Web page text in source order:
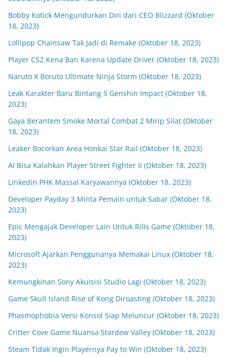
Bobby Kotick Mengundurkan Diri dari CEO Blizzard (Oktober
18, 2023)
Lollipop Chainsaw Tak Jadi di Remake (Oktober 18, 2023)
Player CS2 Kena Ban Karena Update Driver (Oktober 18, 2023)
Naruto X Boruto Ultimate Ninja Storm (Oktober 18, 2023)
Leak Karakter Baru Bintang 5 Genshin Impact (Oktober 18,
2023)
Gaya Berantem Smoke Mortal Combat 2 Mirip Silat (Oktober
18, 2023)
Leaker Bocorkan Area Honkai Star Rail (Oktober 18, 2023)
AI Bisa Kalahkan Player Street Fighter II (Oktober 18, 2023)
Linkedin PHK Massal Karyawannya (Oktober 18, 2023)
Developer Payday 3 Minta Pemain untuk Sabar (Oktober 18,
2023)
Epic Mengajak Developer Lain Untuk Rilis Game (Oktober 18,
2023)
Microsoft Ajarkan Penggunanya Memakai Linux (Oktober 18,
2023)
Kemungkinan Sony Akuisisi Studio Lagi (Oktober 18, 2023)
Game Skull Island Rise of Kong Diroasting (Oktober 18, 2023)
Phasmophobia Versi Konsol Siap Meluncur (Oktober 18, 2023)
Critter Cove Game Nuansa Stardew Valley (Oktober 18, 2023)
Steam Tidak Ingin Playernya Pay to Win (Oktober 18, 2023)